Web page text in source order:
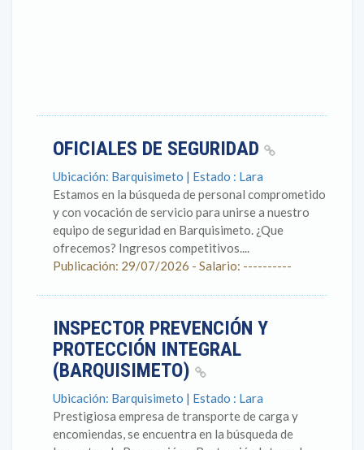
OFICIALES DE SEGURIDAD
Ubicación: Barquisimeto | Estado : Lara
Estamos en la búsqueda de personal comprometido
y con vocación de servicio para unirse a nuestro
equipo de seguridad en Barquisimeto. ¿Que
ofrecemos? Ingresos competitivos....
Publicación: 29/07/2026 - Salario: ----------
INSPECTOR PREVENCIÓN Y
PROTECCIÓN INTEGRAL
(BARQUISIMETO)
Ubicación: Barquisimeto | Estado : Lara
Prestigiosa empresa de transporte de carga y
encomiendas, se encuentra en la búsqueda de